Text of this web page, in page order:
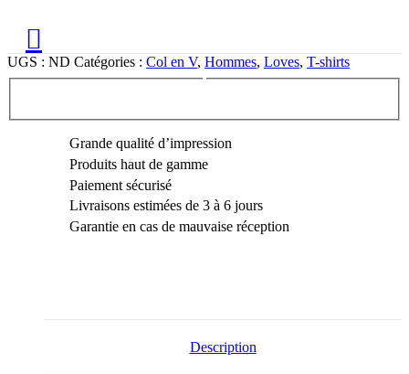
UGS : ND Catégories : Col en V, Hommes, Loves, T-shirts
Grande qualité d’impression
Produits haut de gamme
Paiement sécurisé
Livraisons estimées de 3 à 6 jours
Garantie en cas de mauvaise réception
Description